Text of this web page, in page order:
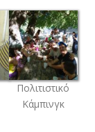
Πολιτιστικό
Κάμπινγκ